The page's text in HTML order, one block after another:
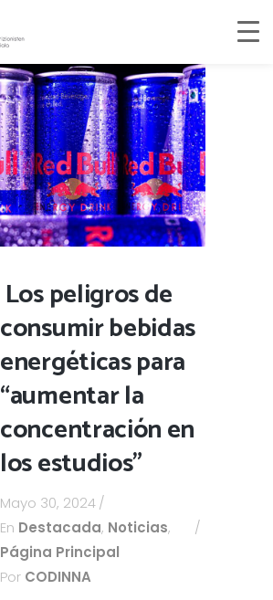
Los peligros de
consumir bebidas
energéticas para
“aumentar la
concentración en
los estudios”
Mayo 30, 2024
En Destacada, Noticias,
Página Principal
Por CODINNA